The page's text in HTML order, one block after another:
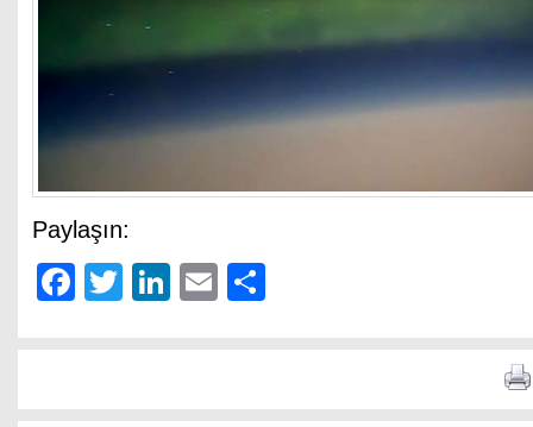
Paylaşın:
Facebook
TwitterLinkedIn
Email